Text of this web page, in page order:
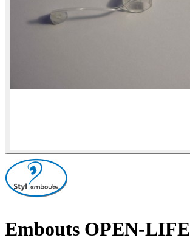
Embouts OPEN-LIFE